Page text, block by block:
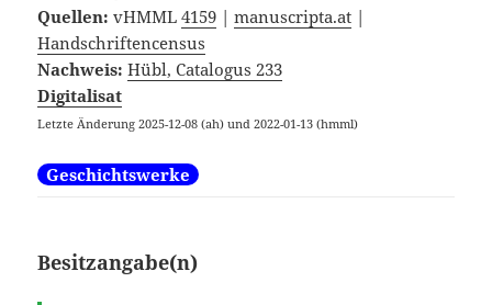
Quellen:vHMML4159 |manuscripta.at |
Handschriftencensus
Nachweis:Hübl, Catalogus 233
Digitalisat
Letzte Änderung 2025-12-08 (ah) und 2022-01-13 (hmml)
Geschichtswerke
Besitzangabe(n)